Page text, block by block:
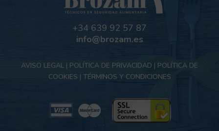
+34 639 92 57 87
info@brozam.es
AVISO LEGAL | POLÍTICA DE PRIVACIDAD | POLÍTICA DE
COOKIES | TÉRMINOS Y CONDICIONES